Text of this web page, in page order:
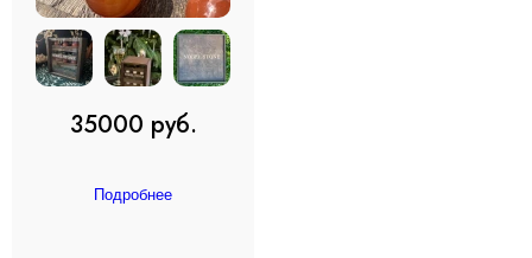
35000 руб.
Подробнее